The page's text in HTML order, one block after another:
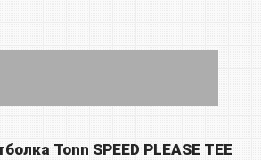
Tonn SPEED PLEASE TEE